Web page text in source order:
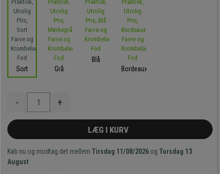
Sort Grå
Blå
Bordeaux
- +
LÆG I KURV
Køb nu og modtag det mellem Tirsdag 11/08/2026 og Torsdag 13
August